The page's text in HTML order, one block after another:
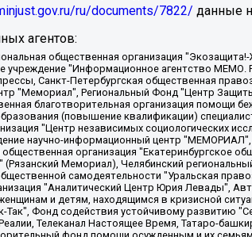
ru/documents/7822/ данные
агентов:
исследовательский центр по правам человека", Региональное общественное учреждение научно-информационный центр "МЕМОРИАЛ", Некоммерческая организация "Фонд защиты гласности", Автономная некоммерческая организация "Институт прав человека", Городская общественная организация "Екатеринбургское общество "МЕМОРИАЛ", Городская общественная организация "Рязанское историко-просветительское и правозащитное общество "Мемориал" (Рязанский Мемориал), Челябинский региональный орган общественной самодеятельности – женское общественное объединение "Женщины Евразии", Челябинский региональный орган общественной самодеятельности "Уральская правозащитная группа", Фонд содействия защите здоровья и социальной справедливости имени Андрея Рылькова, Автономная Некоммерческая Организация "Аналитический Центр Юрия Левады", Автономная некоммерческая организация социальной поддержки населения "Проект Апрель", Региональная общественная организация помощи женщинам и детям, находящимся в кризисной ситуации "Информационно-методический центр "Анна", Фонд содействия развитию массовых коммуникаций и правовому просвещению "Так-так-Так", Фонд содействия устойчивому развитию "Серебряная тайга", Свердловский региональный общественный фонд социальных проектов "Новое время", "Idel.Реалии", Кавказ.Реалии, Крым.Реалии, Телеканал Настоящее Время, Татаро-башкирская служба Радио Свобода (Azatliq Radiosi), Радио Свободная Европа/Радио Свобода (PCE/PC), "Сибирь.Реалии", "Фактограф", Благотворительный фонд помощи осужденным и их семьям, Автономная некоммерческая организация "Институт глобализации и социальных движений", Фонд "В защиту прав заключенных", Частное учреждение "Центр поддержки и содействия развитию средств массовой информации", Пензенский региональный общественный благотворительный фонд "Гражданский союз", "Север.Реалии", Некоммерческая организация Фонд "Правовая инициатива", Общество с ограниченной ответственностью "Радио Свободная Европа/Радио Свобода", Чешское информационное агентство "MEDIUM-ORIENT", Красноярская региональная общественная организация "Мы против СПИДа", Камалягин Денис Николаевич, Маркелов Сергей Евгеньевич, Пономарев Лев Александрович, Савицкая Людмила Алексеевна, Автономная некоммерческая организация "Центр по работе с проблемой насилия "НАСИЛИЮ.НЕТ", Межрегиональный профессиональный союз работников здравоохранения "Альянс врачей", Юридическое лицо, зарегистрированное в Латвийской Республике, SIA "Medusa Project" (регистрационный